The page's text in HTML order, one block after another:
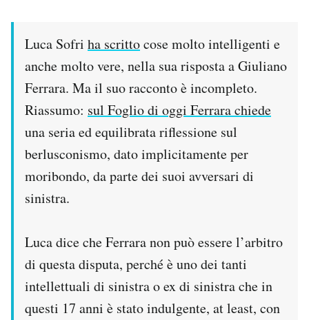
Notifiche mobile
Regala il Post
Hai bisogno di aiuto?
Luca Sofri ha scrittocose molto intelligenti e
anche molto vere, nella sua risposta a Giuliano
Ferrara. Ma il suo racconto è incompleto.
Riassumo: sul Foglio di oggi Ferrara chiede
una seria ed equilibrata riflessione sul
berlusconismo, dato implicitamente per
moribondo, da parte dei suoi avversari di
sinistra.
Luca dice che Ferrara non può essere l’arbitro
di questa disputa, perché è uno dei tanti
intellettuali di sinistra o ex di sinistra che in
questi 17 anni è stato indulgente, at least, con